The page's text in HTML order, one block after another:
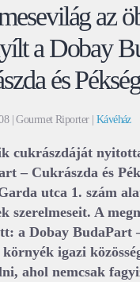
az
a Dobay
és
| Gourmet Riporter | Kávéház
cukrászdáját
– Cukrászda és
utca 1. szám
szerelmeseit. A
a Dobay BudaPart
környék igazi
ahol nemcsak